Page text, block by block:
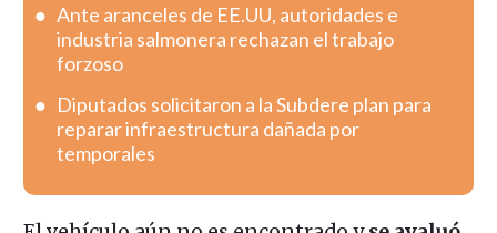
Ante aranceles de EE.UU, autoridades e
industria salmonera rechazan el trabajo
forzoso
Diputados solicitaron a la Subdere plan para
reparar infraestructura dañada por
temporales